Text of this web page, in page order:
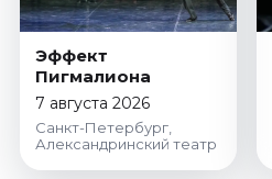
Эффект
Пигмалиона
7 августа 2026
Санкт-Петербург,
Александринский театр